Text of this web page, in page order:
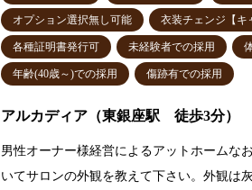
オプション選択無し可能 衣装チェンジ【キ
各種証明書発行可 未経験者での採用
年齢(40歳～)での採用 傷跡有での採用
アルカディア（東銀座駅 徒歩3分）
男性オーナー様経営によるアットホームな
いてサロンの外観を教えて下さい。外観は